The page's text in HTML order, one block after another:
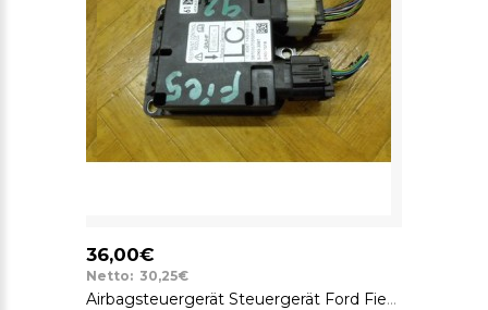
36,00€
Netto: 30,25€
Airbagsteuergerät Steuergerät Ford Fiesta 5 V 6S6T14B056LC FoMoCo 5WK43587